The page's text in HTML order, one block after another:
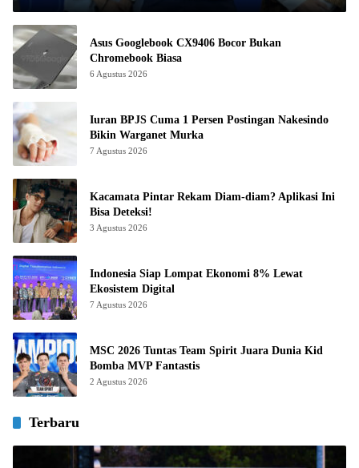
Asus Googlebook CX9406 Bocor Bukan
Chromebook Biasa
6 Agustus 2026
Iuran BPJS Cuma 1 Persen Postingan Nakesindo
Bikin Warganet Murka
7 Agustus 2026
Kacamata Pintar Rekam Diam-diam? Aplikasi Ini
Bisa Deteksi!
3 Agustus 2026
Indonesia Siap Lompat Ekonomi 8% Lewat
Ekosistem Digital
7 Agustus 2026
MSC 2026 Tuntas Team Spirit Juara Dunia Kid
Bomba MVP Fantastis
2 Agustus 2026
Terbaru